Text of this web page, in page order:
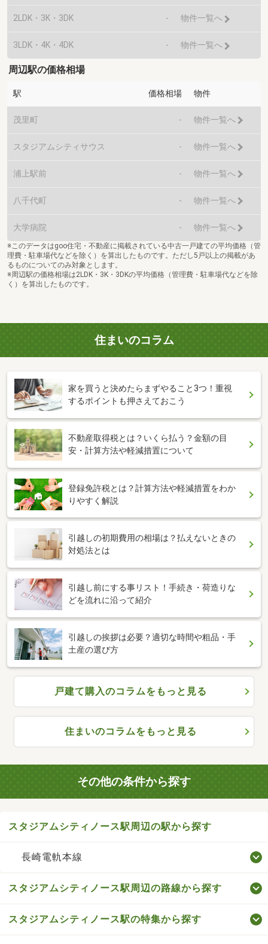
2LDK・3K・3DK - 物件一覧へ
3LDK・4K・4DK - 物件一覧へ
周辺駅の価格相場
駅 価格相場 物件
茂里町 - 物件一覧へ
スタジアムシティサウス - 物件一覧へ
浦上駅前 - 物件一覧へ
八千代町 - 物件一覧へ
大学病院 - 物件一覧へ
※このデータはgoo住宅・不動産に掲載されている中古一戸建ての平均価格（管
理費・駐車場代などを除く）を算出したものです。ただし5戸以上の掲載があ
るものについてのみ対象とします。
※周辺駅の価格相場は2LDK・3K・3DKの平均価格（管理費・駐車場代などを除
く）を算出したものです。
住まいのコラム
家を買うと決めたらまずやること3つ！重視
するポイントも押さえておこう
不動産取得税とは？いくら払う？金額の目
安・計算方法や軽減措置について
登録免許税とは？計算方法や軽減措置をわか
りやすく解説
引越しの初期費用の相場は？払えないときの
対処法とは
引越し前にする事リスト！手続き・荷造りな
どを流れに沿って紹介
引越しの挨拶は必要？適切な時間や粗品・手
土産の選び方
戸建て購入のコラムをもっと見る
住まいのコラムをもっと見る
その他の条件から探す
スタジアムシティノース駅周辺の駅から探す
長崎電軌本線
スタジアムシティノース駅周辺の路線から探す
スタジアムシティノース駅の特集から探す